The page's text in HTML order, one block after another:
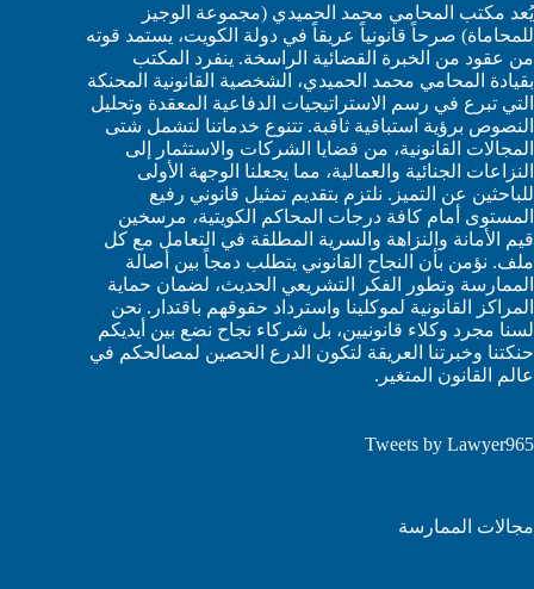
يُعد مكتب المحامي محمد الحميدي (مجموعة الوجيز
للمحاماة) صرحاً قانونياً عريقاً في دولة الكويت، يستمد قوته
من عقود من الخبرة القضائية الراسخة. ينفرد المكتب
بقيادة المحامي محمد الحميدي، الشخصية القانونية المحنكة
التي تبرع في رسم الاستراتيجيات الدفاعية المعقدة وتحليل
النصوص برؤية استباقية ثاقبة. تتنوع خدماتنا لتشمل شتى
المجالات القانونية، من قضايا الشركات والاستثمار إلى
النزاعات الجنائية والعمالية، مما يجعلنا الوجهة الأولى
للباحثين عن التميز. نلتزم بتقديم تمثيل قانوني رفيع
المستوى أمام كافة درجات المحاكم الكويتية، مرسخين
قيم الأمانة والنزاهة والسرية المطلقة في التعامل مع كل
ملف. نؤمن بأن النجاح القانوني يتطلب دمجاً بين أصالة
الممارسة وتطور الفكر التشريعي الحديث، لضمان حماية
المراكز القانونية لموكلينا واسترداد حقوقهم باقتدار. نحن
لسنا مجرد وكلاء قانونيين، بل شركاء نجاح نضع بين أيديكم
حنكتنا وخبرتنا العريقة لتكون الدرع الحصين لمصالحكم في
عالم القانون المتغير.
Tweets by Lawyer965
مجالات الممارسة